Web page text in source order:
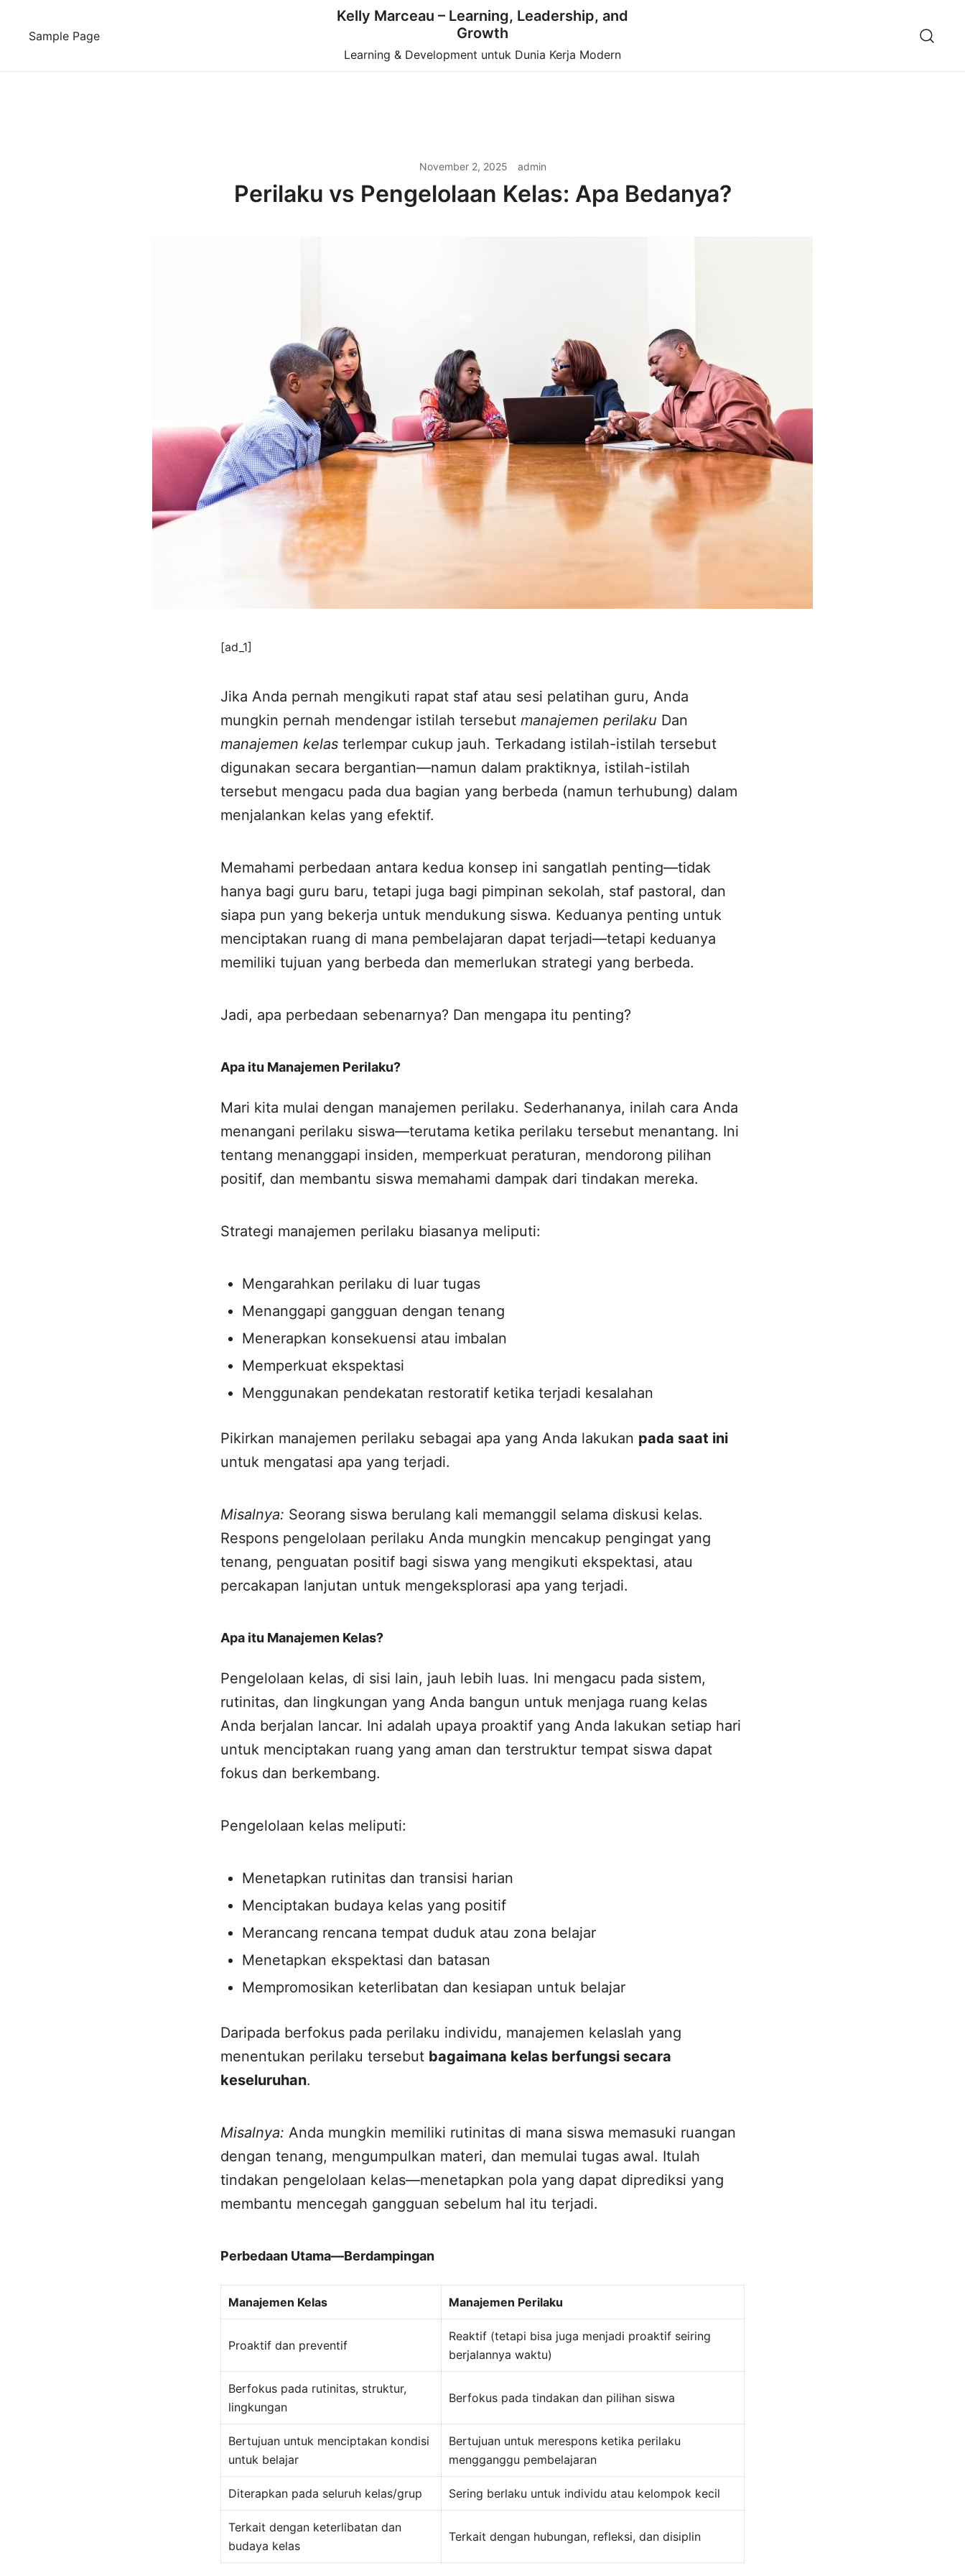
Sample Page
Kelly Marceau – Learning, Leadership, and
Growth
Learning & Development untuk Dunia Kerja Modern
November 2, 2025 admin
Perilaku vs Pengelolaan Kelas: Apa Bedanya?
[ad_1]
Jika Anda pernah mengikuti rapat staf atau sesi pelatihan guru, Anda
mungkin pernah mendengar istilah tersebut manajemen perilaku Dan
manajemen kelas terlempar cukup jauh. Terkadang istilah-istilah tersebut
digunakan secara bergantian—namun dalam praktiknya, istilah-istilah
tersebut mengacu pada dua bagian yang berbeda (namun terhubung) dalam
menjalankan kelas yang efektif.
Memahami perbedaan antara kedua konsep ini sangatlah penting—tidak
hanya bagi guru baru, tetapi juga bagi pimpinan sekolah, staf pastoral, dan
siapa pun yang bekerja untuk mendukung siswa. Keduanya penting untuk
menciptakan ruang di mana pembelajaran dapat terjadi—tetapi keduanya
memiliki tujuan yang berbeda dan memerlukan strategi yang berbeda.
Jadi, apa perbedaan sebenarnya? Dan mengapa itu penting?
Apa itu Manajemen Perilaku?
Mari kita mulai dengan manajemen perilaku. Sederhananya, inilah cara Anda
menangani perilaku siswa—terutama ketika perilaku tersebut menantang. Ini
tentang menanggapi insiden, memperkuat peraturan, mendorong pilihan
positif, dan membantu siswa memahami dampak dari tindakan mereka.
Strategi manajemen perilaku biasanya meliputi:
Mengarahkan perilaku di luar tugas
Menanggapi gangguan dengan tenang
Menerapkan konsekuensi atau imbalan
Memperkuat ekspektasi
Menggunakan pendekatan restoratif ketika terjadi kesalahan
Pikirkan manajemen perilaku sebagai apa yang Anda lakukan pada saat ini
untuk mengatasi apa yang terjadi.
Misalnya: Seorang siswa berulang kali memanggil selama diskusi kelas.
Respons pengelolaan perilaku Anda mungkin mencakup pengingat yang
tenang, penguatan positif bagi siswa yang mengikuti ekspektasi, atau
percakapan lanjutan untuk mengeksplorasi apa yang terjadi.
Apa itu Manajemen Kelas?
Pengelolaan kelas, di sisi lain, jauh lebih luas. Ini mengacu pada sistem,
rutinitas, dan lingkungan yang Anda bangun untuk menjaga ruang kelas
Anda berjalan lancar. Ini adalah upaya proaktif yang Anda lakukan setiap hari
untuk menciptakan ruang yang aman dan terstruktur tempat siswa dapat
fokus dan berkembang.
Pengelolaan kelas meliputi:
Menetapkan rutinitas dan transisi harian
Menciptakan budaya kelas yang positif
Merancang rencana tempat duduk atau zona belajar
Menetapkan ekspektasi dan batasan
Mempromosikan keterlibatan dan kesiapan untuk belajar
Daripada berfokus pada perilaku individu, manajemen kelaslah yang
menentukan perilaku tersebut bagaimana kelas berfungsi secara
keseluruhan.
Misalnya: Anda mungkin memiliki rutinitas di mana siswa memasuki ruangan
dengan tenang, mengumpulkan materi, dan memulai tugas awal. Itulah
tindakan pengelolaan kelas—menetapkan pola yang dapat diprediksi yang
membantu mencegah gangguan sebelum hal itu terjadi.
Perbedaan Utama—Berdampingan
Manajemen Kelas Manajemen Perilaku
Proaktif dan preventif
Reaktif (tetapi bisa juga menjadi proaktif seiring
berjalannya waktu)
Berfokus pada rutinitas, struktur,
lingkungan
Berfokus pada tindakan dan pilihan siswa
Bertujuan untuk menciptakan kondisi
untuk belajar
Bertujuan untuk merespons ketika perilaku
mengganggu pembelajaran
Diterapkan pada seluruh kelas/grup Sering berlaku untuk individu atau kelompok kecil
Terkait dengan keterlibatan dan
budaya kelas
Terkait dengan hubungan, refleksi, dan disiplin